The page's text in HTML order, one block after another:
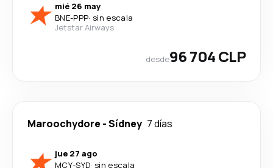
mié 26 may
BNE-PPP· sin escala
Jetstar Airways
desde96 704 CLP
Maroochydore -Sídney 7 días
jue 27 ago
MCY-SYD· sin escala